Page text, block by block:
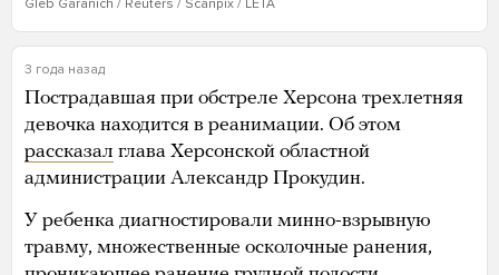
3 года назад
Пострадавшая при обстреле Херсона трехлетняя
девочка находится в реанимации. Об этом
рассказал глава Херсонской областной
администрации Александр Прокудин.
У ребенка диагностировали минно-взрывную
травму, множественные осколочные ранения,